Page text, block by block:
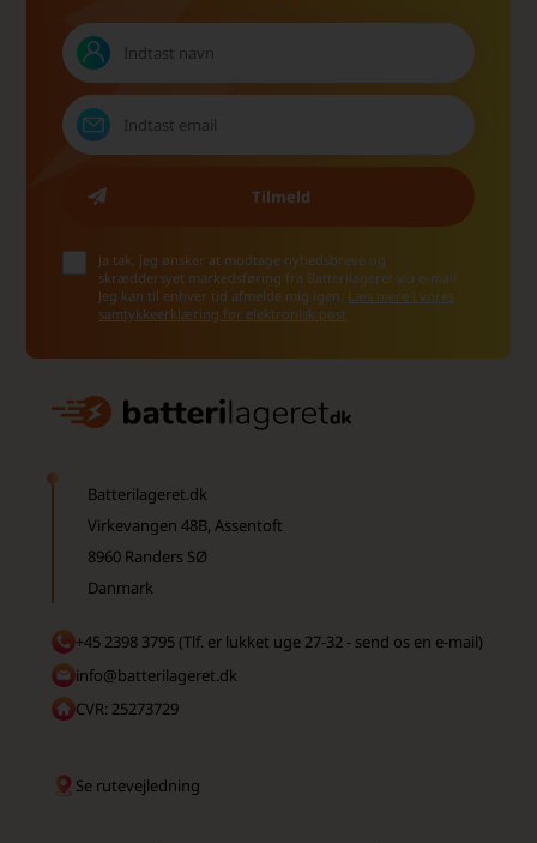
Ja tak, jeg ønsker at modtage nyhedsbreve og
skræddersyet markedsføring fra Batterilageret via e-mail.
Jeg kan til enhver tid afmelde mig igen. Læs mere i vores
samtykkeerklæring for elektronisk post
Batterilageret.dk
Virkevangen 48B, Assentoft
8960 Randers SØ
Danmark
+45 2398 3795 (Tlf. er lukket uge 27-32 - send os en e-mail)
info@batterilageret.dk
CVR: 25273729
Se rutevejledning